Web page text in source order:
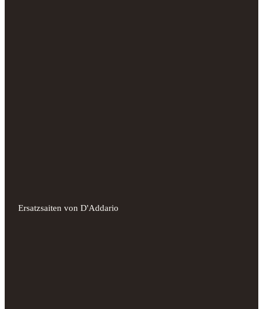
Ersatzsaiten von D'Addario